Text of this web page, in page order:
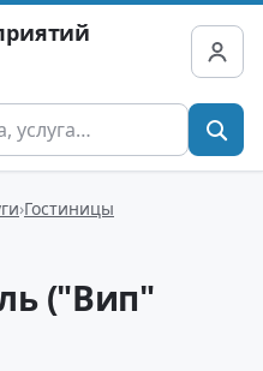
Гостиницы
("Вип"